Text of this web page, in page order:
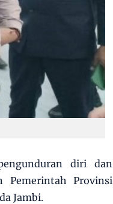
diri dan
Pemerintah Provinsi
Jambi.